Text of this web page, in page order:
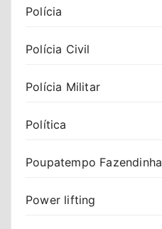
Polícia
Polícia Civil
Polícia Militar
Política
Poupatempo Fazendinha
Power lifting